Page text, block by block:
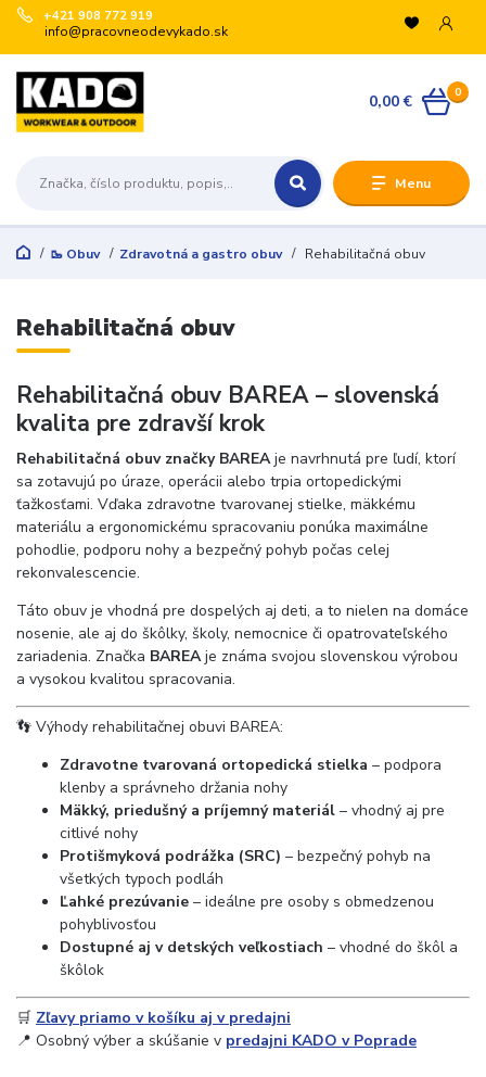
Menu
+421 908 772 919
info@pracovneodevykado.sk
0
0,00 €
🥾 Obuv Zdravotná a gastro obuv Rehabilitačná obuv
Rehabilitačná obuv
Rehabilitačná obuv BAREA – slovenská
kvalita pre zdravší krok
Rehabilitačná obuv značky BAREAje navrhnutá pre ľudí, ktorí
sa zotavujú po úraze, operácii alebo trpia ortopedickými
ťažkosťami. Vďaka zdravotne tvarovanej stielke, mäkkému
materiálu a ergonomickému spracovaniu ponúka maximálne
pohodlie, podporu nohy a bezpečný pohyb počas celej
rekonvalescencie.
Táto obuv je vhodná pre dospelých aj deti, a to nielen na domáce
nosenie, ale aj do škôlky, školy, nemocnice či opatrovateľského
zariadenia. Značka BAREAje známa svojou slovenskou výrobou
a vysokou kvalitou spracovania.
👣 Výhody rehabilitačnej obuvi BAREA:
Zdravotne tvarovaná ortopedická stielka – podpora
klenby a správneho držania nohy
Mäkký, priedušný a príjemný materiál – vhodný aj pre
citlivé nohy
Protišmyková podrážka (SRC) – bezpečný pohyb na
všetkých typoch podláh
Ľahké prezúvanie – ideálne pre osoby s obmedzenou
pohyblivosťou
Dostupné aj v detských veľkostiach – vhodné do škôl a
škôlok
🛒 Zľavy priamo v košíku aj v predajni
📍 Osobný výber a skúšanie v predajni KADO v Poprade